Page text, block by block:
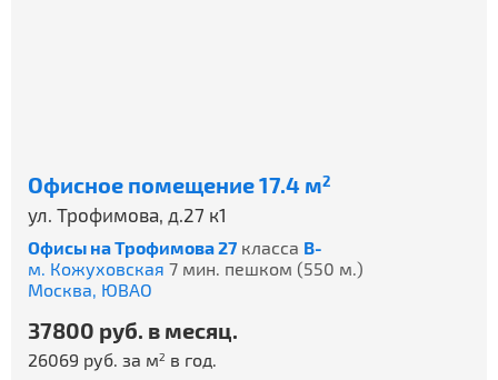
Офисное помещение 17.4 м2
ул. Трофимова, д.27 к1
Офисы на Трофимова 27 класса B-
м. Кожуховская 7 мин. пешком (550 м.)
Москва, ЮВАО
37800 руб. в месяц.
26069 руб. за м2 в год.